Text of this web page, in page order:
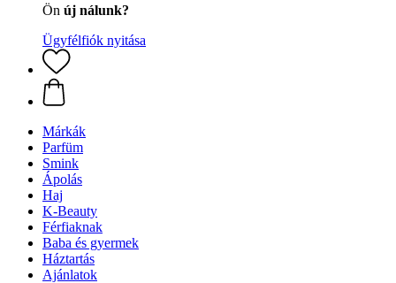
Ön új nálunk?
Ügyfélfiók nyitása
Márkák
Parfüm
Smink
Ápolás
Haj
K-Beauty
Férfiaknak
Baba és gyermek
Háztartás
Ajánlatok